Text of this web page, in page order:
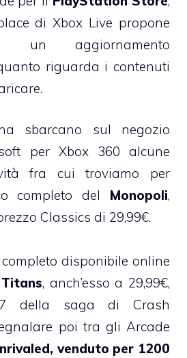
di Xbox Live propone
un aggiornamento
riguarda i contenuti
sbarcano sul negozio
per Xbox 360 alcune
fra cui troviamo per
completo del Monopoli,
Classics di 29,99€.
disponibile online
, anch’esso a 29,99€,
della saga di Crash
poi tra gli Arcade
venduto per 1200